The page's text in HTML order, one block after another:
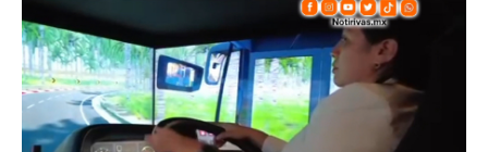
Economía
Finanzas
Nacionales